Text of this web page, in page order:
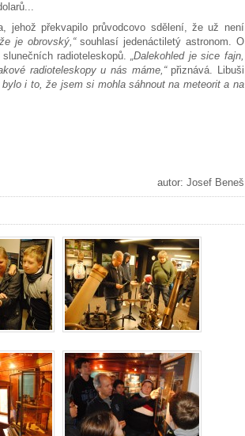
jehož překvapilo průvodcovo sdělení, že už není
je obrovský,“souhlasí jedenáctiletý astronom. O
radioteleskopů.„Dalekohled je sice fajn,
radioteleskopy u nás máme,“ přiznává. Libuši
bylo i to, že jsem si mohla sáhnout na meteorit a na
autor: Josef Beneš